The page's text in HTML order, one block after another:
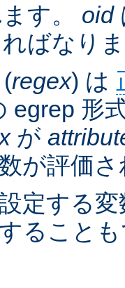
す。 oid
ばなり
regex) は
egrep 形
が
が評価
定する
ること